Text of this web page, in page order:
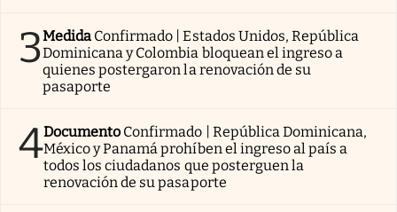
3Medida Confirmado | Estados Unidos, República
Dominicana y Colombia bloquean el ingreso a
quienes postergaron la renovación de su
pasaporte
4Documento Confirmado | República Dominicana,
México y Panamá prohíben el ingreso al país a
todos los ciudadanos que posterguen la
renovación de su pasaporte